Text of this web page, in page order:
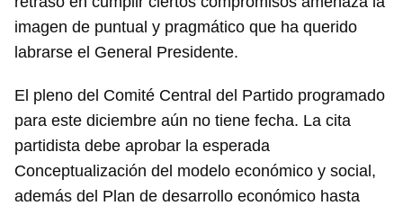
imagen de puntual y pragmático que ha querido
labrarse el General Presidente.
El pleno del Comité Central del Partido programado
para este diciembre aún no tiene fecha. La cita
partidista debe aprobar la esperada
Conceptualización del modelo económico y social,
además del Plan de desarrollo económico hasta